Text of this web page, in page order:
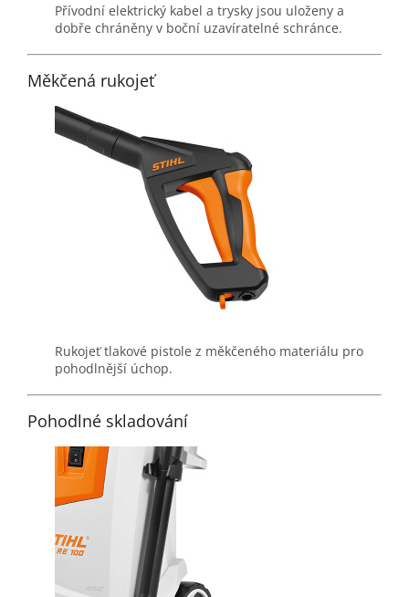
Přívodní elektrický kabel a trysky jsou uloženy a
dobře chráněny v boční uzavíratelné schránce.
Měkčená rukojeť
Rukojeť tlakové pistole z měkčeného materiálu pro
pohodlnější úchop.
Pohodlné skladování